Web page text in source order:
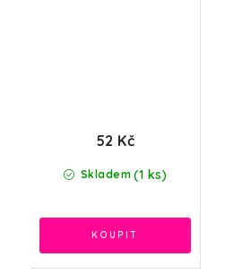
Skladem (1 ks)
52 Kč